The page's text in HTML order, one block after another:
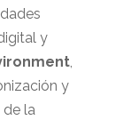
y
,
y
de la